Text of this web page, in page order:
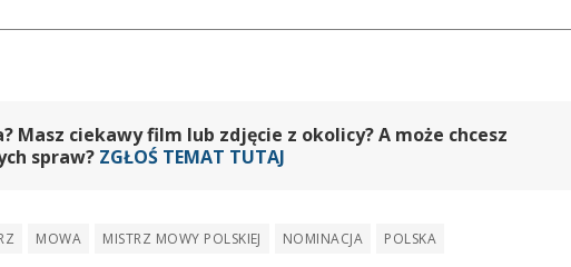
Masz ciekawy film lub zdjęcie z okolicy? A może chcesz
spraw? ZGŁOŚ TEMAT TUTAJ
MOWA MISTRZ MOWY POLSKIEJ NOMINACJA POLSKA